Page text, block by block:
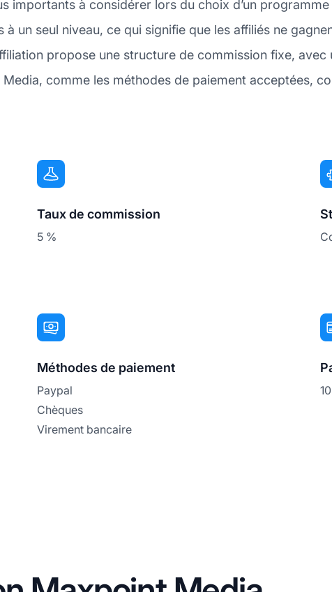
importants à considérer lors du choix d’un
un seul niveau, ce qui signifie que les affiliés ne
propose une structure de commission fixe,
comme les méthodes de paiement acceptées,
Taux de commission
5 %
Méthodes de paiement
Paypal
Chèques
Virement bancaire